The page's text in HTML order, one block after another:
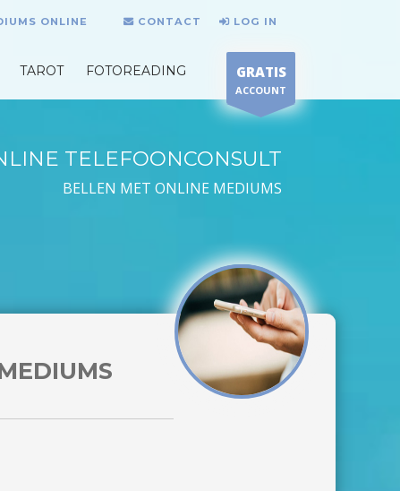
ONLINE CONTACT LOG IN
TAROT FOTOREADING GRATIS
ACCOUNT
TELEFOONCONSULT
BELLEN MET ONLINE MEDIUMS